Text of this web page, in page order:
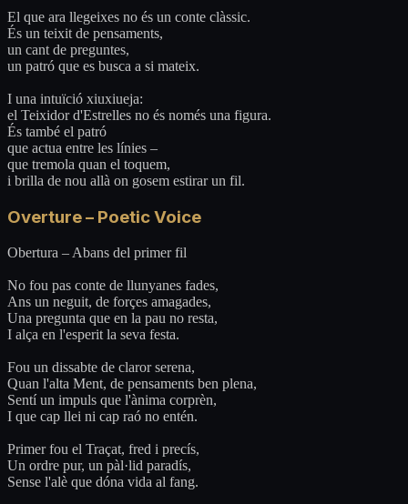
El que ara llegeixes no és un conte clàssic.
És un teixit de pensaments,
un cant de preguntes,
un patró que es busca a si mateix.
I una intuïció xiuxiueja:
el Teixidor d'Estrelles no és només una figura.
És també el patró
que actua entre les línies –
que tremola quan el toquem,
i brilla de nou allà on gosem estirar un fil.
Overture – Poetic Voice
Obertura – Abans del primer fil
No fou pas conte de llunyanes fades,
Ans un neguit, de forçes amagades,
Una pregunta que en la pau no resta,
I alça en l'esperit la seva festa.
Fou un dissabte de claror serena,
Quan l'alta Ment, de pensaments ben plena,
Sentí un impuls que l'ànima corprèn,
I que cap llei ni cap raó no entén.
Primer fou el Traçat, fred i precís,
Un ordre pur, un pàl·lid paradís,
Sense l'alè que dóna vida al fang.